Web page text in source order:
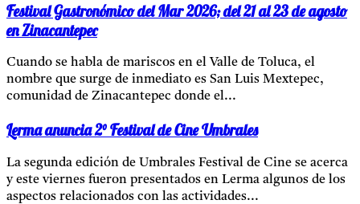
Festival Gastronómico del Mar 2026; del 21 al 23 de agosto
en Zinacantepec
Cuando se habla de mariscos en el Valle de Toluca, el
nombre que surge de inmediato es San Luis Mextepec,
comunidad de Zinacantepec donde el...
Lerma anuncia 2° Festival de Cine Umbrales
La segunda edición de Umbrales Festival de Cine se acerca
y este viernes fueron presentados en Lerma algunos de los
aspectos relacionados con las actividades...